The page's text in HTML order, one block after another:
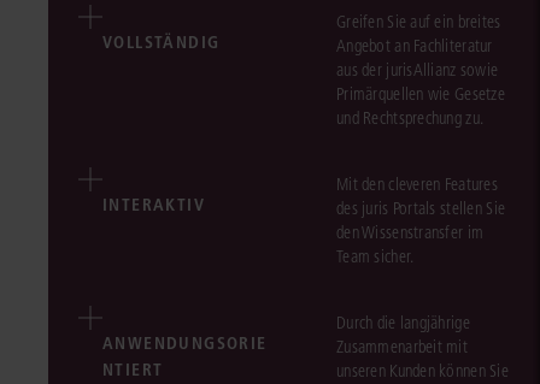
VOLLSTÄNDIG
Greifen Sie auf ein breites
Angebot an Fachliteratur
aus der jurisAllianz sowie
Primärquellen wie Gesetze
und Rechtsprechung zu.
INTERAKTIV
Mit den cleveren Features
des juris Portals stellen Sie
den Wissenstransfer im
Team sicher.
ANWENDUNGSORIE
NTIERT
Durch die langjährige
Zusammenarbeit mit
unseren Kunden können Sie